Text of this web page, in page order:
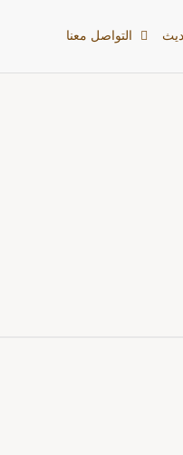
التواصل معنا